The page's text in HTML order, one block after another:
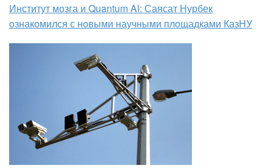
Институт мозга и Quantum AI: Саясат Нурбек
ознакомился с новыми научными площадками КазНУ